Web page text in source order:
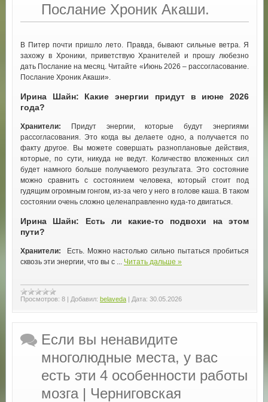
Послание Хроник Акаши.
В Питер почти пришло лето. Правда, бывают сильные ветра. Я
захожу в Хроники, приветствую Хранителей и прошу любезно
дать Послание на месяц. Читайте «Июнь 2026 – рассогласование.
Послание Хроник Акаши».
Ирина Шайн: Какие энергии придут в июне 2026
года?
Хранители: Придут энергии, которые будут энергиями
рассогласования. Это когда вы делаете одно, а получается по
факту другое. Вы можете совершать разноплановые действия,
которые, по сути, никуда не ведут. Количество вложенных сил
будет намного больше получаемого результата. Это состояние
можно сравнить с состоянием человека, который стоит под
гудящим огромным гонгом, из-за чего у него в голове каша. В таком
состоянии очень сложно целенаправленно куда-то двигаться.
Ирина Шайн: Есть ли какие-то подвохи на этом
пути?
Хранители:
Есть. Можно настолько сильно пытаться пробиться
сквозь эти энергии, что вы с ... Читать дальше »
Просмотров: 8 | Добавил: belaveda | Дата: 30.05.2026
Если вы ненавидите
многолюдные места, у вас
есть эти 4 особенности работы
мозга | Черниговская